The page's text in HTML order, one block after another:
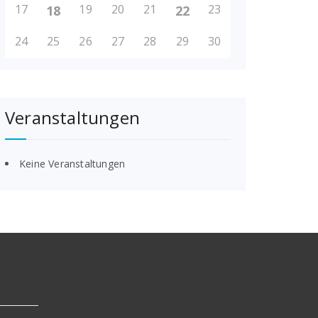
17 18 19 20 21 22 23
24 25 26 27 28 29 30
Veranstaltungen
Keine Veranstaltungen